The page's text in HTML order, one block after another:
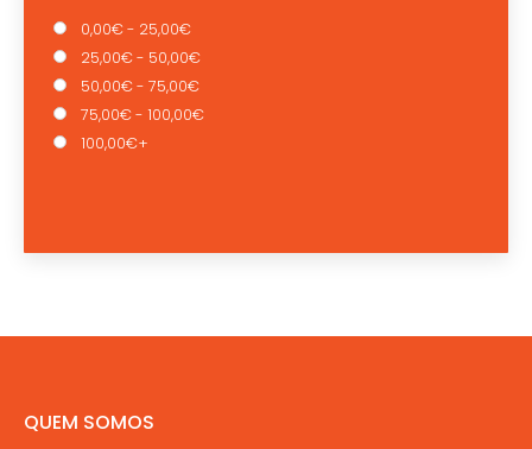
0,00€ - 25,00€
25,00€ - 50,00€
50,00€ - 75,00€
75,00€ - 100,00€
100,00€+
QUEM SOMOS